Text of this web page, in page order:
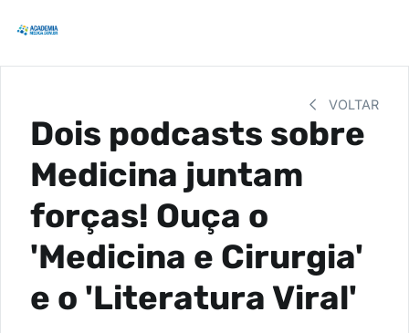
VOLTAR
Dois podcasts sobre
Medicina juntam
forças! Ouça o
'Medicina e Cirurgia'
e o 'Literatura Viral'